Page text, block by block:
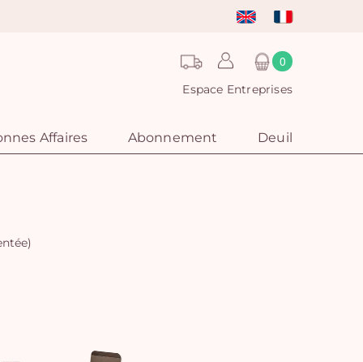
0
Espace Entreprises
Affaires Abonnement Deuil